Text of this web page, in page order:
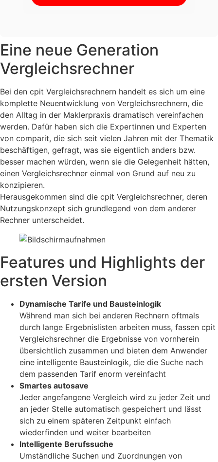
Eine neue Generation
Vergleichsrechner
Bei den cpit Vergleichsrechnern handelt es sich um eine
komplette Neuentwicklung von Vergleichsrechnern, die
den Alltag in der Maklerpraxis dramatisch vereinfachen
werden. Dafür haben sich die Expertinnen und Experten
von comparit, die sich seit vielen Jahren mit der Thematik
beschäftigen, gefragt, was sie eigentlich anders bzw.
besser machen würden, wenn sie die Gelegenheit hätten,
einen Vergleichsrechner einmal von Grund auf neu zu
konzipieren.
Herausgekommen sind die cpit Vergleichsrechner, deren
Nutzungskonzept sich grundlegend von dem anderer
Rechner unterscheidet.
Features und Highlights der
ersten Version
Dynamische Tarife und Bausteinlogik
Während man sich bei anderen Rechnern oftmals
durch lange Ergebnislisten arbeiten muss, fassen cpit
Vergleichsrechner die Ergebnisse von vornherein
übersichtlich zusammen und bieten dem Anwender
eine intelligente Bausteinlogik, die die Suche nach
dem passenden Tarif enorm vereinfacht
Smartes autosave
Jeder angefangene Vergleich wird zu jeder Zeit und
an jeder Stelle automatisch gespeichert und lässt
sich zu einem späteren Zeitpunkt einfach
wiederfinden und weiter bearbeiten
Intelligente Berufssuche
Umständliche Suchen und Zuordnungen von